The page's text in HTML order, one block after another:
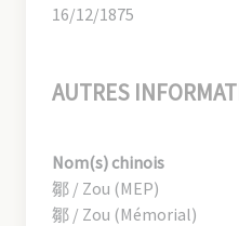
16/12/1875
AUTRES
Nom(s) chinois
鄒 / Zou (MEP)
鄒 / Zou (Mémorial)